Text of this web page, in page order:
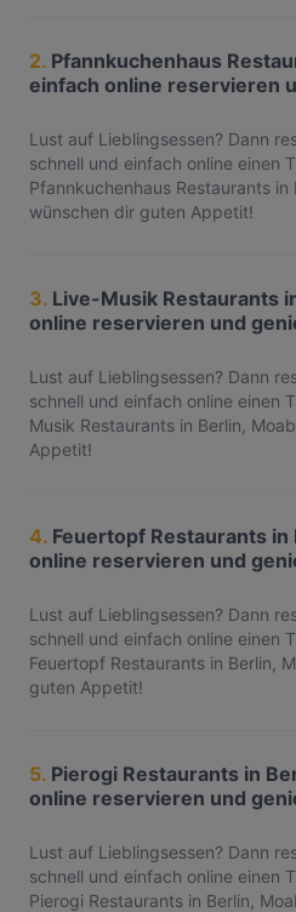
2. Pfannkuchenhaus
einfach online reservieren
Lust auf Lieblingsessen? Dann
schnell und einfach online einen
Pfannkuchenhaus Restaurants in
wünschen dir guten Appetit!
3. Live-Musik Restaurants
online reservieren und
Lust auf Lieblingsessen? Dann
schnell und einfach online einen
Musik Restaurants in Berlin,
Appetit!
4. Feuertopf Restaurants
online reservieren und
Lust auf Lieblingsessen? Dann
schnell und einfach online einen
Feuertopf Restaurants in Berlin,
guten Appetit!
5. Pierogi Restaurants in
online reservieren und
Lust auf Lieblingsessen? Dann
schnell und einfach online einen
Pierogi Restaurants in Berlin,